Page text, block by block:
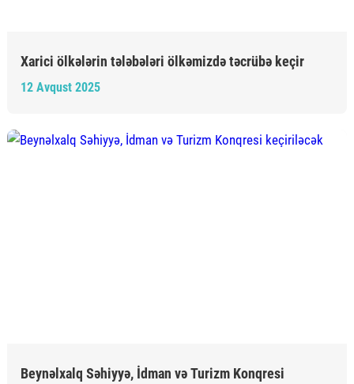
Xarici ölkələrin tələbələri ölkəmizdə təcrübə keçir
12 Avqust 2025
Beynəlxalq Səhiyyə, İdman və Turizm Konqresi